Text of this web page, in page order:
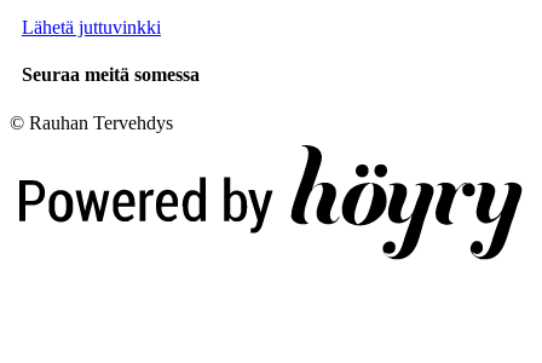
Lähetä juttuvinkki
Seuraa meitä somessa
© Rauhan Tervehdys